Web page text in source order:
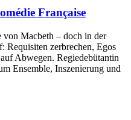
Française
von Macbeth – doch in der
Requisiten zerbrechen, Egos
Abwegen. Regiedebütantin
Ensemble, Inszenierung und